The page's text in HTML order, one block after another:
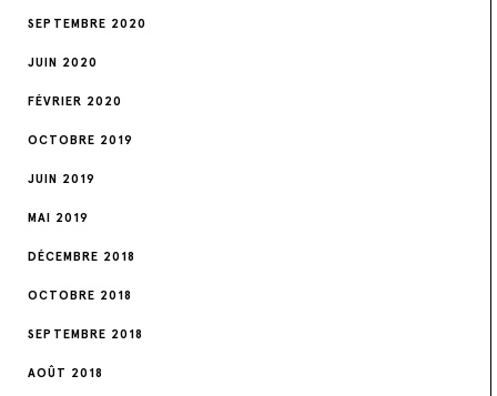
SEPTEMBRE 2020
JUIN 2020
FÉVRIER 2020
OCTOBRE 2019
JUIN 2019
MAI 2019
DÉCEMBRE 2018
OCTOBRE 2018
SEPTEMBRE 2018
AOÛT 2018